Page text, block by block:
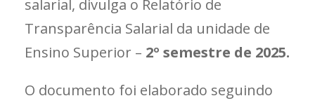
salarial, divulga o Relatório de
Transparência Salarial da unidade de
Ensino Superior – 2º semestre de 2025.
O documento foi elaborado seguindo